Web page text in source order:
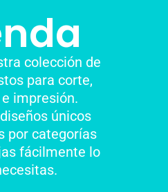
colección de
para corte,
impresión.
únicos
por categorías
fácilmente lo